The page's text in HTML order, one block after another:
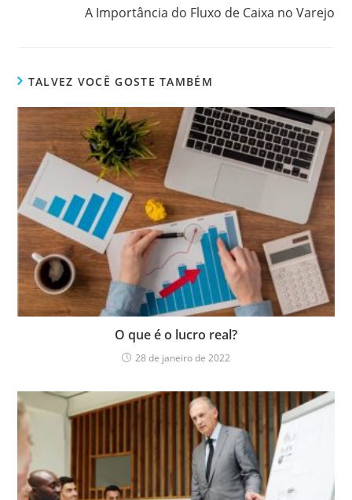
A Importância do Fluxo de Caixa no Varejo
TALVEZ VOCÊ GOSTE TAMBÉM
O que é o lucro real?
28 de janeiro de 2022